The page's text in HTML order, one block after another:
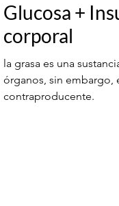
Glucosa +
corporal
la grasa es una
órganos, sin embargo,
contraproducente.